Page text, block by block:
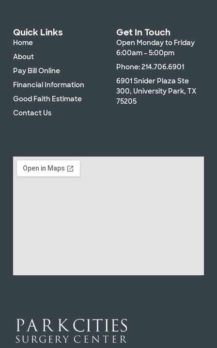
Quick Links
Home
About
Pay Bill Online
Financial Information
Good Faith Estimate
Contact Us
Get In Touch
Open Monday to Friday
6:00am – 5:00pm
Phone: 214.706.6901
6901 Snider Plaza Ste
300, University Park, TX
75205